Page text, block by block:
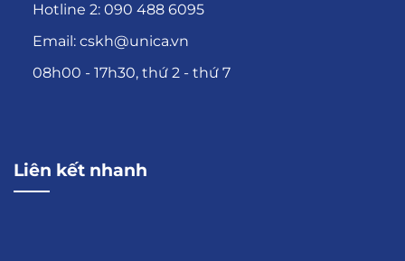
Hotline 2: 090 488 6095
Email: cskh@unica.vn
08h00 - 17h30, thứ 2 - thứ 7
Liên kết nhanh